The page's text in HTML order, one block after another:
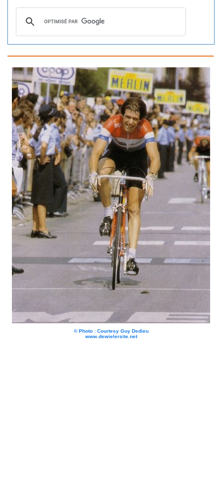
© Photo : Courtesy Guy Dedieu
www.dewielersite.net